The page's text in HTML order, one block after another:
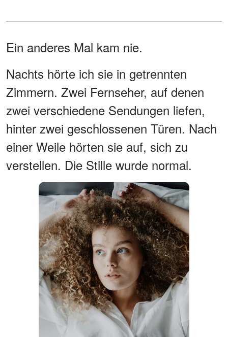
Ein anderes Mal kam nie.
Nachts hörte ich sie in getrennten
Zimmern. Zwei Fernseher, auf denen
zwei verschiedene Sendungen liefen,
hinter zwei geschlossenen Türen. Nach
einer Weile hörten sie auf, sich zu
verstellen. Die Stille wurde normal.